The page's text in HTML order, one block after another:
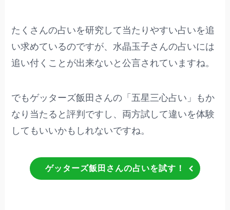
たくさんの占いを研究して当たりやすい占いを追
い求めているのですが、水晶玉子さんの占いには
追い付くことが出来ないと公言されていますね。
でもゲッターズ飯田さんの「五星三心占い」もか
なり当たると評判ですし、両方試して違いを体験
してもいいかもしれないですね。
ゲッターズ飯田さんの占いを試す！